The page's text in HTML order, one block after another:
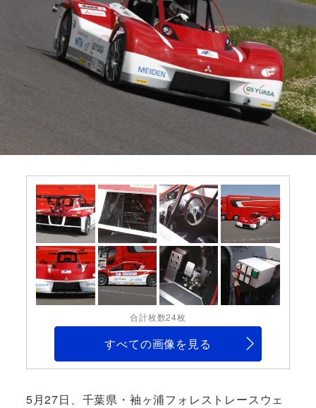
合計枚数24枚
すべての画像を見る
5月27日、千葉県・袖ヶ浦フォレストレースウェ